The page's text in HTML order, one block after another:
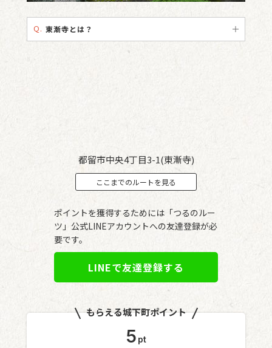
Q. 東漸寺とは？
都留市中央4丁目3-1(東漸寺)
ここまでのルートを見る
ポイントを獲得するためには「つるのルー
ツ」公式LINEアカウントへの友達登録が必
要です。
LINEで友達登録する
もらえる城下町ポイント
5 pt